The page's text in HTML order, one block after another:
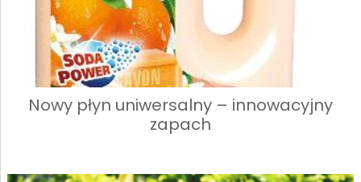
Nowy płyn uniwersalny – innowacyjny
zapach